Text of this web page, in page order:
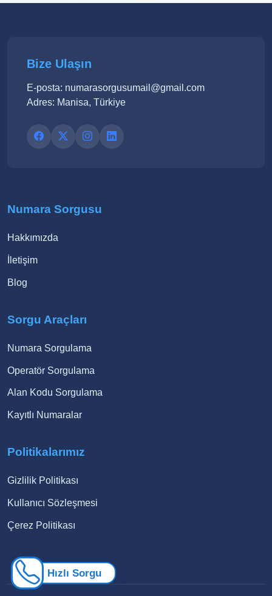
Bize Ulaşın
E-posta: numarasorgusumail@gmail.com
Adres: Manisa, Türkiye
Numara Sorgusu
Hakkımızda
İletişim
Blog
Sorgu Araçları
Numara Sorgulama
Operatör Sorgulama
Alan Kodu Sorgulama
Kayıtlı Numaralar
Politikalarımız
Gizlilik Politikası
Kullanıcı Sözleşmesi
Çerez Politikası
Hızlı Sorgu